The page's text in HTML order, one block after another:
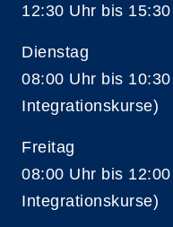
12:30 Uhr bis
Dienstag
08:00 Uhr bis
Integrationskurse)
Freitag
08:00 Uhr bis
Integrationskurse)